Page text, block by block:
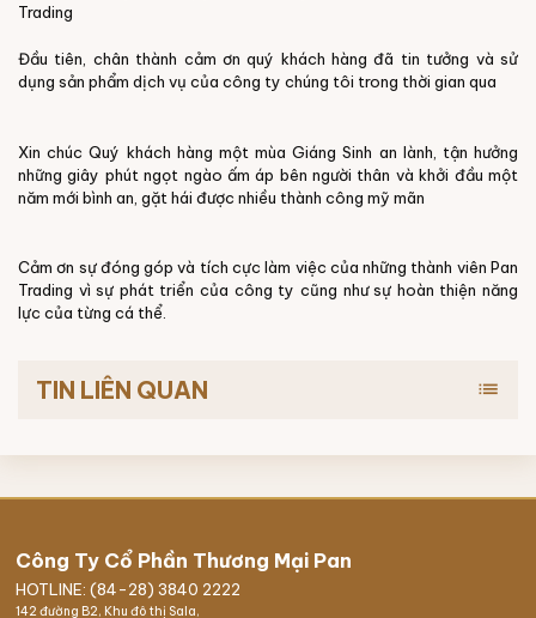
Trading
Đầu tiên, chân thành cảm ơn quý khách hàng đã tin tưởng và sử
dụng sản phẩm dịch vụ của công ty chúng tôi trong thời gian qua
Xin chúc Quý khách hàng một mùa Giáng Sinh an lành, tận hưởng
những giây phút ngọt ngào ấm áp bên người thân và khởi đầu một
năm mới bình an, gặt hái được nhiều thành công mỹ mãn
Cảm ơn sự đóng góp và tích cực làm việc của những thành viên Pan
Trading vì sự phát triển của công ty cũng như sự hoàn thiện năng
lực của từng cá thể.
TIN LIÊN QUAN list
Công Ty Cổ Phần Thương Mại Pan
HOTLINE: (84-28) 3840 2222
142 đường B2, Khu đô thị Sala,